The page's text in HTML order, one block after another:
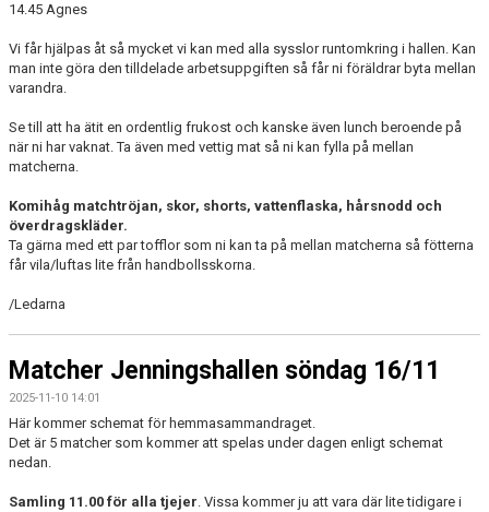
14.45 Agnes
Vi får hjälpas åt så mycket vi kan med alla sysslor runtomkring i hallen. Kan
man inte göra den tilldelade arbetsuppgiften så får ni föräldrar byta mellan
varandra.
Se till att ha ätit en ordentlig frukost och kanske även lunch beroende på
när ni har vaknat. Ta även med vettig mat så ni kan fylla på mellan
matcherna.
Komihåg matchtröjan, skor, shorts, vattenflaska, hårsnodd och
överdragskläder.
Ta gärna med ett par tofflor som ni kan ta på mellan matcherna så fötterna
får vila/luftas lite från handbollsskorna.
/Ledarna
Matcher Jenningshallen söndag 16/11
2025-11-10 14:01
Här kommer schemat för hemmasammandraget.
Det är 5 matcher som kommer att spelas under dagen enligt schemat
nedan.
Samling 11.00 för alla tjejer. Vissa kommer ju att vara där lite tidigare i